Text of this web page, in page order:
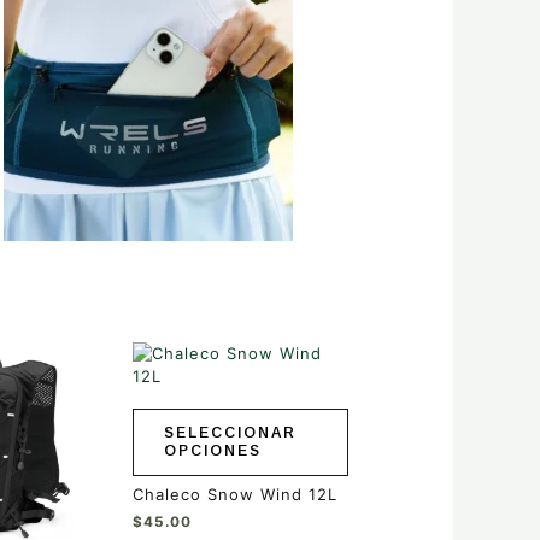
SELECCIONAR
OPCIONES
Este
producto
variantes.
opciones
se
Chaleco Snow Wind 12L
$45.00